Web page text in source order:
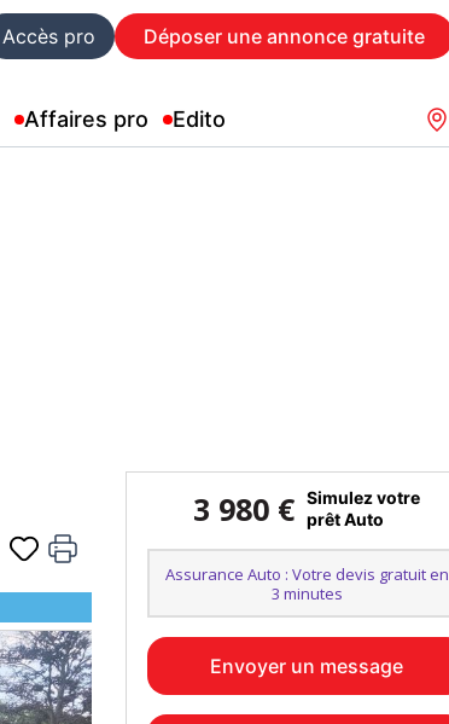
Accès pro Déposer une annonce gratuite
Affaires pro Edito
3 980 € Simulez votre
prêt Auto
Assurance Auto : Votre devis gratuit en
3 minutes
Envoyer un message